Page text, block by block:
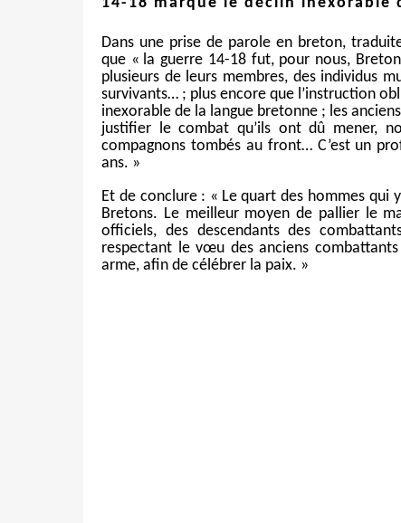
Dans une prise de parole en breton,
que « la guerre 14-18 fut, pour nous,
plusieurs de leurs membres, des individus
survivants… ; plus encore que l’instruction
inexorable de la langue bretonne ; les
justifier le combat qu’ils ont dû mener,
compagnons tombés au front… C’est un
ans. »
Et de conclure : « Le quart des hommes qui
Bretons. Le meilleur moyen de pallier le
officiels, des descendants des
respectant le vœu des anciens
arme, afin de célébrer la paix. »